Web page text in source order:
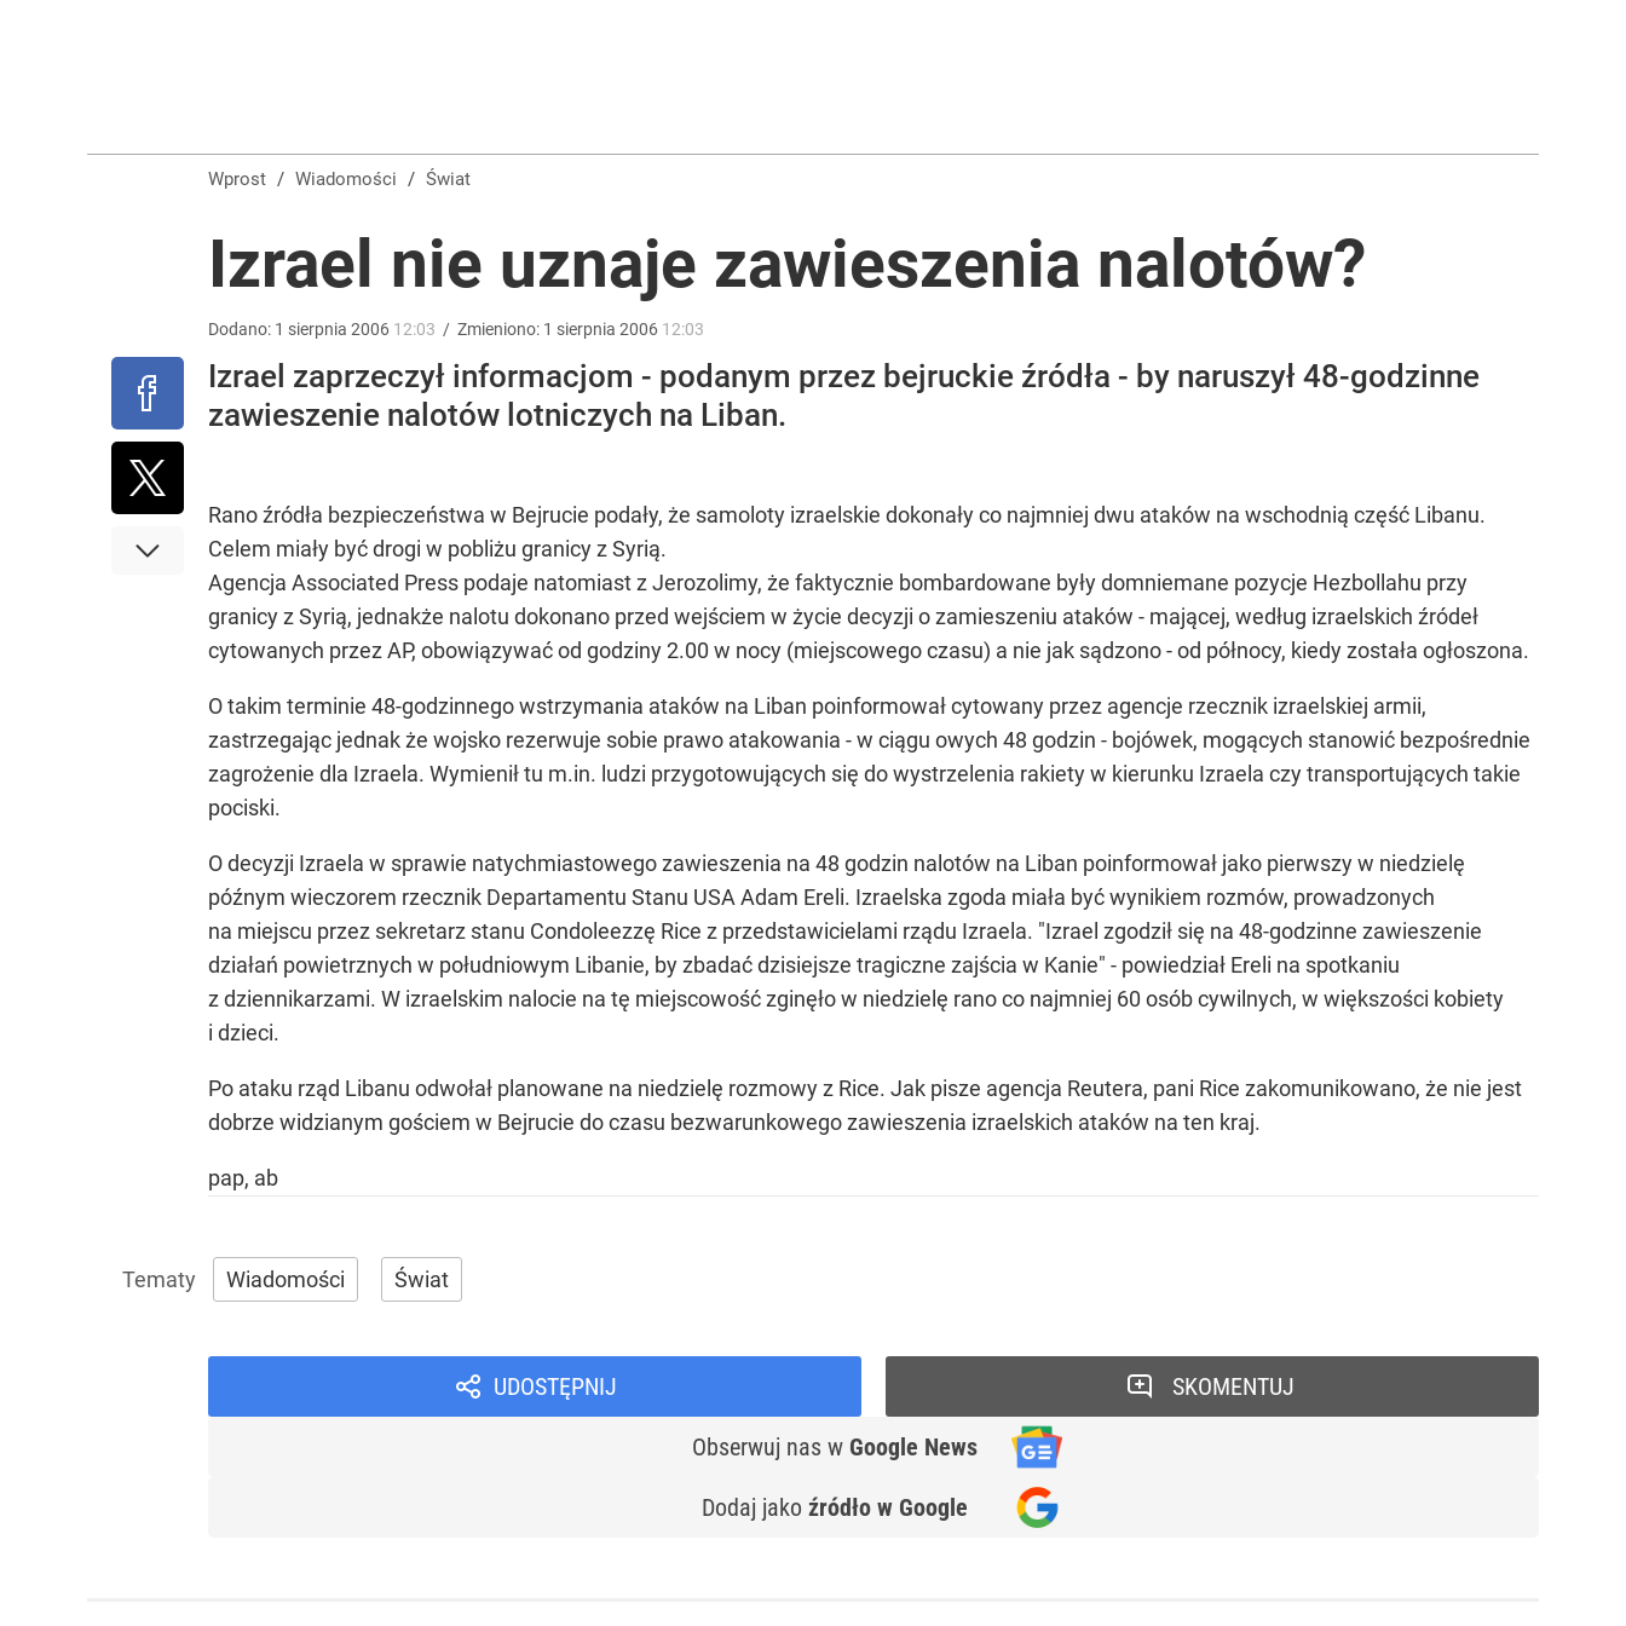
Farmacja: wzrost pod presją. co czeka branżę do 2030 roku?
Wrze po roku Nawrockiego. „Największa hańba” kontra „Cała Europa nam go zazdrości”
Wprost / Wiadomości / Świat
Izrael nie uznaje zawieszenia nalotów?
Dodano: 1 sierpnia 2006 12:03 / Zmieniono: 1 sierpnia 2006 12:03
Izrael zaprzeczył informacjom - podanym przez bejruckie źródła - by naruszył 48-godzinne
zawieszenie nalotów lotniczych na Liban.
Rano źródła bezpieczeństwa w Bejrucie podały, że samoloty izraelskie dokonały co najmniej dwu ataków na wschodnią część Libanu.
Celem miały być drogi w pobliżu granicy z Syrią.
Agencja Associated Press podaje natomiast z Jerozolimy, że faktycznie bombardowane były domniemane pozycje Hezbollahu przy
granicy z Syrią, jednakże nalotu dokonano przed wejściem w życie decyzji o zamieszeniu ataków - mającej, według izraelskich źródeł
cytowanych przez AP, obowiązywać od godziny 2.00 w nocy (miejscowego czasu) a nie jak sądzono - od północy, kiedy została ogłoszona.
O takim terminie 48-godzinnego wstrzymania ataków na Liban poinformował cytowany przez agencje rzecznik izraelskiej armii,
zastrzegając jednak że wojsko rezerwuje sobie prawo atakowania - w ciągu owych 48 godzin - bojówek, mogących stanowić bezpośrednie
zagrożenie dla Izraela. Wymienił tu m.in. ludzi przygotowujących się do wystrzelenia rakiety w kierunku Izraela czy transportujących takie
pociski.
O decyzji Izraela w sprawie natychmiastowego zawieszenia na 48 godzin nalotów na Liban poinformował jako pierwszy w niedzielę
późnym wieczorem rzecznik Departamentu Stanu USA Adam Ereli. Izraelska zgoda miała być wynikiem rozmów, prowadzonych
na miejscu przez sekretarz stanu Condoleezzę Rice z przedstawicielami rządu Izraela. "Izrael zgodził się na 48-godzinne zawieszenie
działań powietrznych w południowym Libanie, by zbadać dzisiejsze tragiczne zajścia w Kanie" - powiedział Ereli na spotkaniu
z dziennikarzami. W izraelskim nalocie na tę miejscowość zginęło w niedzielę rano co najmniej 60 osób cywilnych, w większości kobiety
i dzieci.
Po ataku rząd Libanu odwołał planowane na niedzielę rozmowy z Rice. Jak pisze agencja Reutera, pani Rice zakomunikowano, że nie jest
dobrze widzianym gościem w Bejrucie do czasu bezwarunkowego zawieszenia izraelskich ataków na ten kraj.
pap, ab
Wiadomości Świat
UDOSTĘPNIJ
Obserwuj nas w Google News
Dodaj jako źródło w Google
SKOMENTUJ